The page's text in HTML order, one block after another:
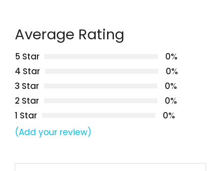
Average Rating
5 Star
0%
4 Star
0%
3 Star
0%
2 Star
0%
1 Star
0%
(Add your review)